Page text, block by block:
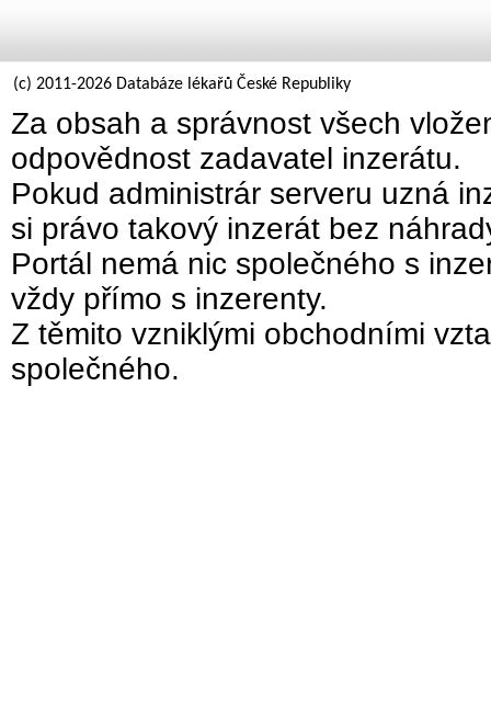
(c) 2011-2026 Databáze lékařů České Republiky
Za obsah a správnost všech
odpovědnost zadavatel inzerátu.
Pokud administrár serveru uzná
si právo takový inzerát bez
Portál nemá nic společného s
vždy přímo s inzerenty.
Z těmito vzniklými obchodními
společného.